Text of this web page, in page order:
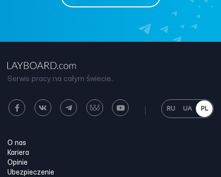
Serwis pracy na całym świecie.
RU UA PL
O nas
Kariera
Opinie
Ubezpieczenie